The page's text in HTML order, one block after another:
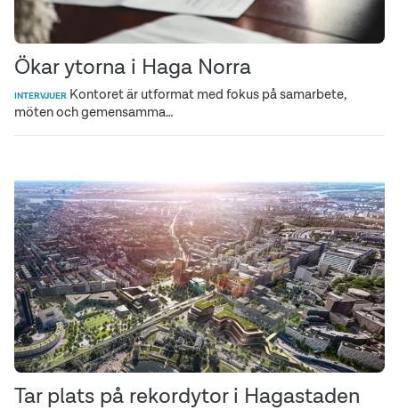
Ökar ytorna i Haga Norra
INTERVJUER Kontoret är utformat med fokus på samarbete,
möten och gemensamma…
Tar plats på rekordytor i Hagastaden